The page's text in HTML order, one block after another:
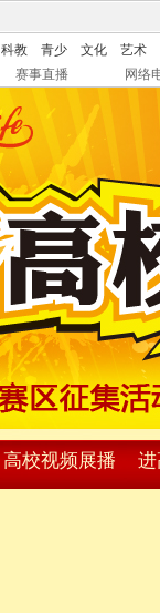
科教 青少 文化
艺术
赛事直播 网络
高校视频展播 进